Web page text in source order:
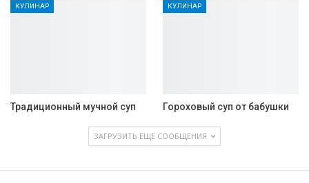
КУЛИНАР
Традиционный мучной суп
КУЛИНАР
Гороховый суп от бабушки
ЗАГРУЗИТЬ ЕЩЕ СООБЩЕНИЯ